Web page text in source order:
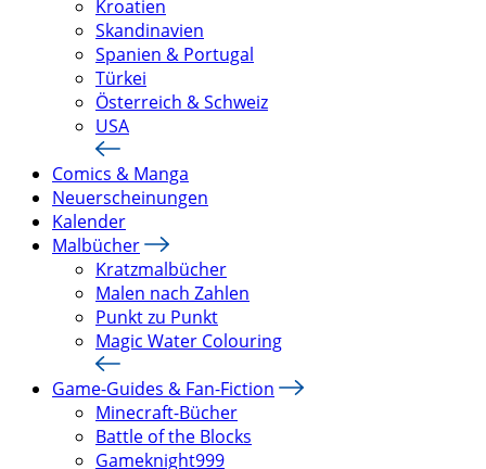
Kroatien
Skandinavien
Spanien & Portugal
Türkei
Österreich & Schweiz
USA
Comics & Manga
Neuerscheinungen
Kalender
Malbücher
Kratzmalbücher
Malen nach Zahlen
Punkt zu Punkt
Magic Water Colouring
Game-Guides & Fan-Fiction
Minecraft-Bücher
Battle of the Blocks
Gameknight999